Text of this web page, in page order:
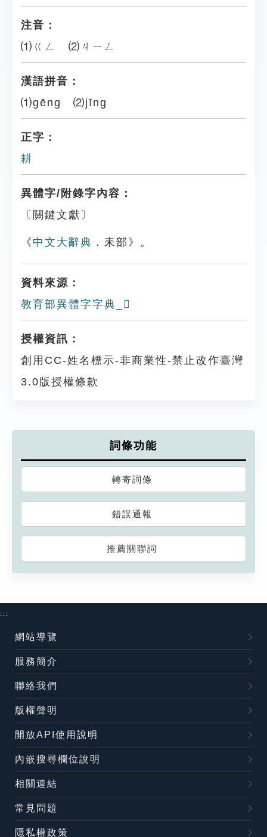
注音：
⑴ㄍㄥ ⑵ㄐㄧㄥ
漢語拼音：
⑴gēng ⑵jīng
正字：
耕
異體字/附錄字內容：
〔關鍵文獻〕
《 中文大辭典 ．耒部》。
資料來源：
教育部異體字字典_𦓮
授權資訊：
創用CC-姓名標示-非商業性-禁止改作臺灣
3.0版授權條款
詞條功能
轉寄詞條
錯誤通報
推薦關聯詞
:::
網站導覽
服務簡介
聯絡我們
版權聲明
開放API使用說明
內嵌搜尋欄位說明
相關連結
常見問題
隱私權政策